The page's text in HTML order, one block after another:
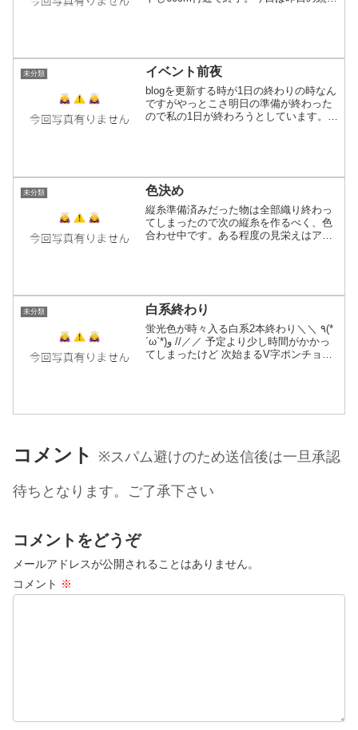
未分類 イベント前夜
blogを更新する時が1日の終わりの時なん
ですがやっとこさ明日の準備が終わった
ので私の1日が終わろうとしています。い
未分類 色決め
縦糸準備済みだった物は全部織り終わっ
てしまったので次の縦糸を作るべく、色
合わせ中です。ある程度の見栄えはアプ
未分類 白系終わり
蛍光色が時々入る白系2本終わり＼＼ ٩(*
´ω`*)و //／／ 予定より少し時間がかかっ
てしまったけど 次始まるV字ポンチョは
コメント ※スパム避けのため送信後は一旦承認
待ちとなります。ご了承下さい
コメントをどうぞ
メールアドレスが公開されることはありません。
コメント ※